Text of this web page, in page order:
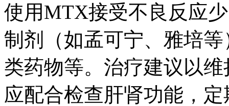
使用MTX接受不良反应
制剂（如孟可宁、雅培
类药物等。治疗建议以
应配合检查肝肾功能，